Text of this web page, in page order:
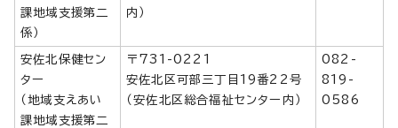
課地域支援第二
係）
内）
安佐北保健セン
ター
（地域支えあい
課地域支援第二
〒731-0221
安佐北区可部三丁目19番22号
（安佐北区総合福祉センター内）
082-
819-
0586